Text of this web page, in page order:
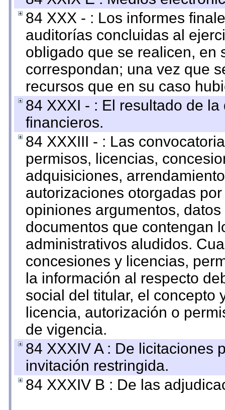
84 XXX - : Los informes
auditorías concluidas al
obligado que se realicen, en
correspondan; una vez que
recursos que en su caso
84 XXXI - : El resultado de
financieros.
84 XXXIII - : Las
permisos, licencias,
adquisiciones,
autorizaciones otorgadas
opiniones argumentos,
documentos que contengan
administrativos aludidos.
concesiones y licencias,
la información al respecto
social del titular, el concepto
licencia, autorización o
de vigencia.
84 XXXIV A : De licitaciones
invitación restringida.
84 XXXIV B : De las